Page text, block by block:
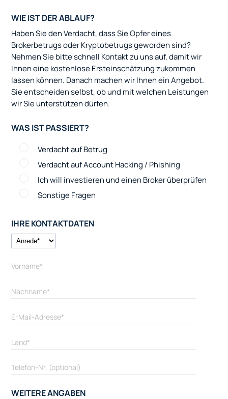
WIE IST DER ABLAUF?
Haben Sie den Verdacht, dass Sie Opfer eines
Brokerbetrugs oder Kryptobetrugs geworden sind?
Nehmen Sie bitte schnell Kontakt zu uns auf, damit wir
Ihnen eine kostenlose Ersteinschätzung zukommen
lassen können. Danach machen wir Ihnen ein Angebot.
Sie entscheiden selbst, ob und mit welchen Leistungen
wir Sie unterstützen dürfen.
WAS IST PASSIERT?
Verdacht auf Betrug
Verdacht auf Account Hacking / Phishing
Ich will investieren und einen Broker überprüfen
Sonstige Fragen
IHRE KONTAKTDATEN
WEITERE ANGABEN